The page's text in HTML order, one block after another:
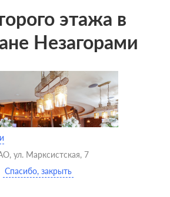
этажа в
Незагорами
ул. Марксистская, 7
Спасибо, закрыть